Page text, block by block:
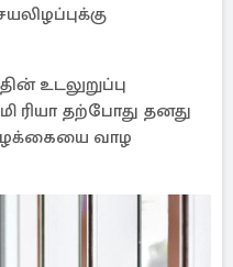
உடலுறுப்பு
ரியா தற்போது தனது
வாழ